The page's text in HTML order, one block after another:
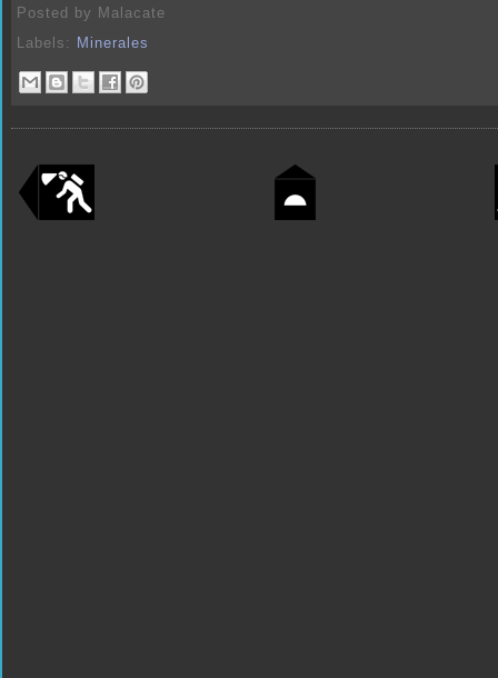
Posted by Malacate
Labels:
Minerales